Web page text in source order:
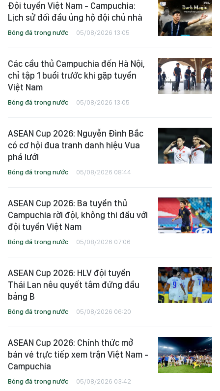
Đội tuyển Việt Nam - Campuchia:
Lịch sử đối đầu ủng hộ đội chủ nhà
Bóng đá trong nước 05/08/2026 13:05
Các cầu thủ Campuchia đến Hà Nội,
chỉ tập 1 buổi trước khi gặp tuyển
Việt Nam
Bóng đá trong nước 05/08/2026 13:05
ASEAN Cup 2026: Nguyễn Đình Bắc
có cơ hội đua tranh danh hiệu Vua
phá lưới
Bóng đá trong nước 05/08/2026 08:44
ASEAN Cup 2026: Ba tuyển thủ
Campuchia rời đội, không thi đấu với
đội tuyển Việt Nam
Bóng đá trong nước 05/08/2026 07:06
ASEAN Cup 2026: HLV đội tuyển
Thái Lan nêu quyết tâm đứng đầu
bảng B
Bóng đá trong nước 05/08/2026 06:20
ASEAN Cup 2026: Chính thức mở
bán vé trực tiếp xem trận Việt Nam -
Campuchia
Bóng đá trong nước 05/08/2026 03:42